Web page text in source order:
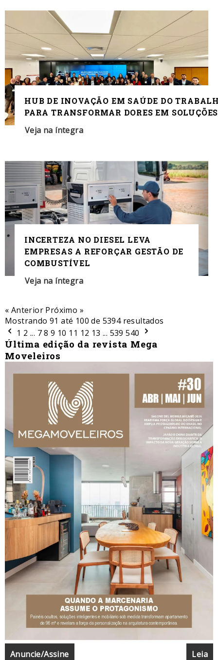
HUB DE INOVAÇÃO EM SAÚDE DO
PARA TRANSFORMAR DORES EM
Veja na íntegra
INCERTEZA NO DIESEL LEVA
EMPRESAS A REFORÇAR GESTÃO DE
COMBUSTÍVEL
Veja na íntegra
« Anterior Próximo »
Mostrando91 até 100 de 5394resultados
1 2... 789 10 11 12 13 ... 539540
Última edição da revista Mega
Moveleiros
Anuncie/Assine Leia